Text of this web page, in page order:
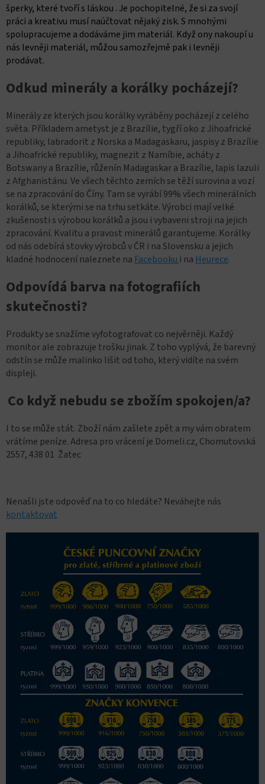
šperky, které tvoří s láskou . Je pochopitelné, že si za svojí
práci a kreativu musí naúčtovat nějaký zisk. S mnohými
spolupracujeme a dodáváme jim materiál. Když ony nakoupí u
nás levněji materiál, můžou samozřejmě pak i levněji
prodávat.
Odkud minerály a korálky pocházejí?
Minerály ze kterých jsou korálky vyráběny pocházejí z celého
světa. Příkladem ametyst je z Brazílie, tygří oko z Jihoafrické
republiky, labradorit z Norska a Madagaskaru, jaspisy z Brazílie
a Jihoafrické republiky, magnezit z Namíbie, acháty z
Botswany a Brazílie, růženín Madagaskar a Brazílie, lapis lazuli
z Afghanistánu. Ve všech těchto zemích se těží surovina a vozí
se na zpracování do Číny. Tam se vyrábí 99% všech minerálních
korálků, se kterými se na trhu setkáte. Výrobci mají velké
zkušenosti s výrobou korálků a jsou i vybaveni stroji na jejich
zpracování. Kvalitu a pravost minerálů garantujeme. Korálky
od nás odebírá stovky výrobců v ČR i na Slovensku a jejich
kladné hodnocení naleznete na Facebooku i na Heurece.
Odpovídá barva na fotografiích
skutečnosti?
Produkty se snažíme vyfotografovat co nejvěrněji. Každý
monitor ale zobrazuje trošku jinak. Z toho vyplývá, že barevný
odstín se může malinko lišit od toho, který vidíte na svém
displeji.
Co když nebudu se zbožím spokojen/a?
I to se může stát. Zboží nám zašlete zpět a my vám obratem
vrátíme peníze. Adresa pro vrácení je Domeli.cz, Chomutovská
2557, 438 01 Žatec
Nenašli jste odpověď na to co hledáte? Neváhejte nás
kontaktovat